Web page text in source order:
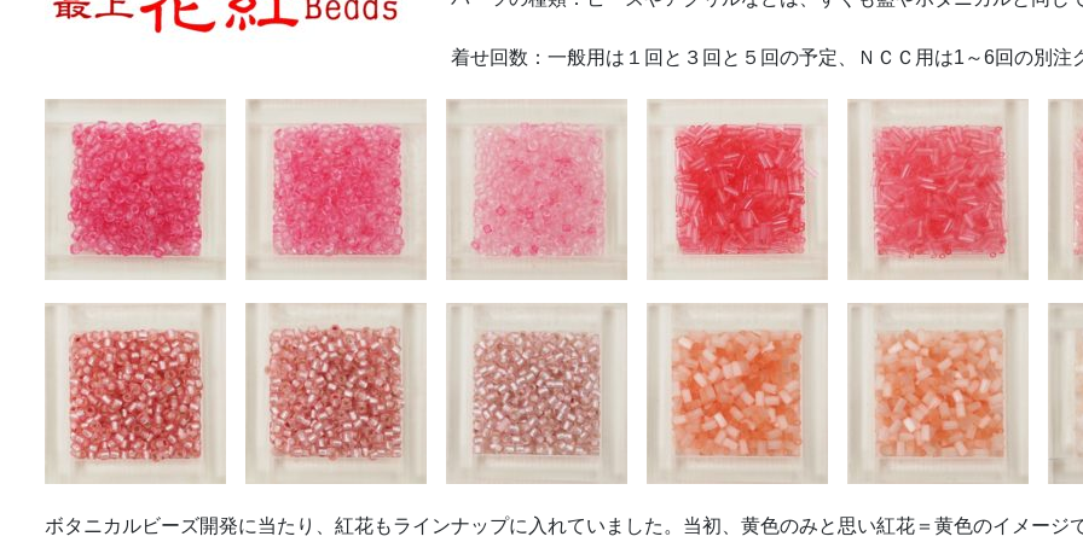
着せ回数：一般用は１回と３回と５回の予定、ＮＣＣ用は1～6回の別注
ボタニカルビーズ開発に当たり、紅花もラインナップに入れていました。当初、黄色のみと思い紅花＝黄色のイメージ